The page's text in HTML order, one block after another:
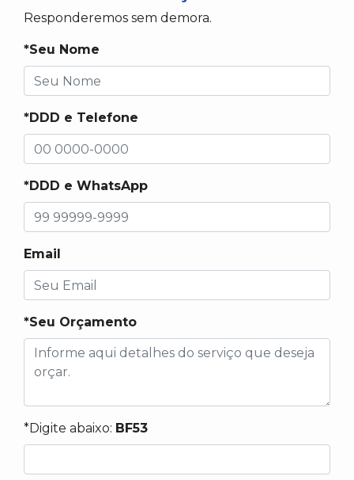
Responderemos sem demora.
*Seu Nome
*DDD e Telefone
*DDD e WhatsApp
Email
*Seu Orçamento
*Digite abaixo: BF53